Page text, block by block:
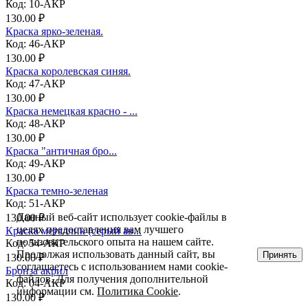
Код: 10-АКР
130.00 ₽
Краска ярко-зеленая.
Код: 46-АКР
130.00 ₽
Краска королевская синяя.
Код: 47-АКР
130.00 ₽
Краска немецкая красно - ...
Код: 48-АКР
130.00 ₽
Краска "античная бро...
Код: 49-АКР
130.00 ₽
Краска темно-зеленая
Код: 51-АКР
130.00 ₽
Краска металлик (серый ав...
Код: 54-АКР
130.00 ₽
Бронза акрил
Код: 04-АКР
130.00 ₽
Данный веб-сайт использует cookie-файлы в
целях предоставления вам лучшего
пользовательского опыта на нашем сайте.
Продолжая использовать данный сайт, вы
соглашаетесь с использованием нами cookie-
файлов. Для получения дополнительной
информации см.Политика Cookie.
Принять